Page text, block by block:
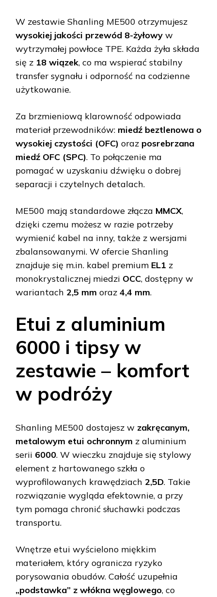
W zestawie Shanling ME500 otrzymujesz
wysokiej jakości przewód 8-żyłowy w
wytrzymałej powłoce TPE. Każda żyła składa
się z 18 wiązek, co ma wspierać stabilny
transfer sygnału i odporność na codzienne
użytkowanie.
Za brzmieniową klarowność odpowiada
materiał przewodników: miedź beztlenowa o
wysokiej czystości (OFC) oraz posrebrzana
miedź OFC (SPC). To połączenie ma
pomagać w uzyskaniu dźwięku o dobrej
separacji i czytelnych detalach.
ME500 mają standardowe złącza MMCX,
dzięki czemu możesz w razie potrzeby
wymienić kabel na inny, także z wersjami
zbalansowanymi. W ofercie Shanling
znajduje się m.in. kabel premium EL1 z
monokrystalicznej miedzi OCC, dostępny w
wariantach 2,5 mm oraz 4,4 mm.
Etui z aluminium
6000 i tipsy w
zestawie – komfort
w podróży
Shanling ME500 dostajesz w zakręcanym,
metalowym etui ochronnym z aluminium
serii 6000. W wieczku znajduje się stylowy
element z hartowanego szkła o
wyprofilowanych krawędziach 2,5D. Takie
rozwiązanie wygląda efektownie, a przy
tym pomaga chronić słuchawki podczas
transportu.
Wnętrze etui wyścielono miękkim
materiałem, który ogranicza ryzyko
porysowania obudów. Całość uzupełnia
„podstawka” z włókna węglowego, co